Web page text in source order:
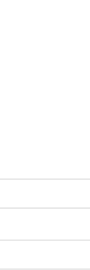
je
cena